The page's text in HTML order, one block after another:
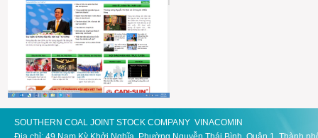
SOUTHERN COAL JOINT STOCK COMPANY VINACOMIN